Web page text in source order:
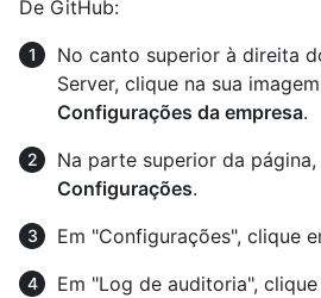
De GitHub:
No canto superior à direita
Server, clique na sua
Configurações da empresa.
Na parte superior da
Configurações.
Em "Configurações", clique
Em "Log de auditoria", clique